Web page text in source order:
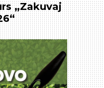
„Zakuvaj